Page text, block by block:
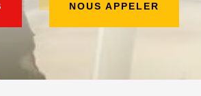
NOUS APPELER